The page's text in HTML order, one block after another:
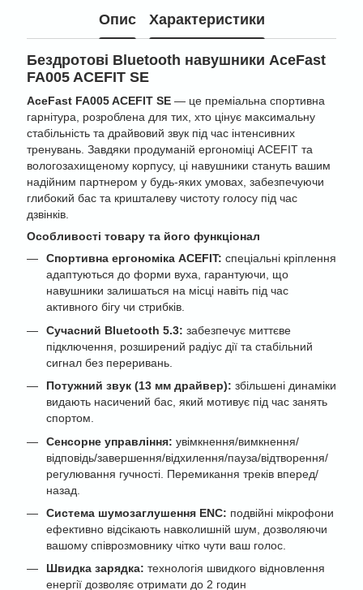
Опис Характеристики
Бездротові Bluetooth навушники AceFast
FA005 ACEFIT SE
AceFast FA005 ACEFIT SE — це преміальна спортивна
гарнітура, розроблена для тих, хто цінує максимальну
стабільність та драйвовий звук під час інтенсивних
тренувань. Завдяки продуманій ергономіці ACEFIT та
вологозахищеному корпусу, ці навушники стануть вашим
надійним партнером у будь-яких умовах, забезпечуючи
глибокий бас та кришталеву чистоту голосу під час
дзвінків.
Особливості товару та його функціонал
Спортивна ергономіка ACEFIT: спеціальні кріплення
адаптуються до форми вуха, гарантуючи, що
навушники залишаться на місці навіть під час
активного бігу чи стрибків.
Сучасний Bluetooth 5.3: забезпечує миттєве
підключення, розширений радіус дії та стабільний
сигнал без переривань.
Потужний звук (13 мм драйвер): збільшені динаміки
видають насичений бас, який мотивує під час занять
спортом.
Сенсорне управління: увімкнення/вимкнення/
відповідь/завершення/відхилення/пауза/відтворення/
регулювання гучності. Перемикання треків вперед/
назад.
Система шумозаглушення ENC: подвійні мікрофони
ефективно відсікають навколишній шум, дозволяючи
вашому співрозмовнику чітко чути ваш голос.
Швидка зарядка: технологія швидкого відновлення
енергії дозволяє отримати до 2 годин